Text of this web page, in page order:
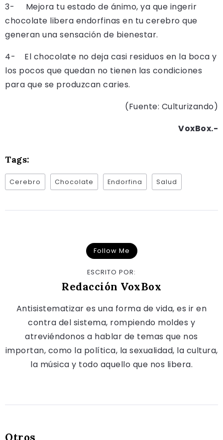
3- Mejora tu estado de ánimo, ya que ingerir
chocolate libera endorfinas en tu cerebro que
generan una sensación de bienestar.
4- El chocolate no deja casi residuos en la boca y
los pocos que quedan no tienen las condiciones
para que se produzcan caries.
(Fuente: Culturizando)
VoxBox.-
Tags:
Cerebro Chocolate Endorfina Salud
Follow Me
ESCRITO POR:
Redacción VoxBox
Antisistematizar es una forma de vida, es ir en
contra del sistema, rompiendo moldes y
atreviéndonos a hablar de temas que nos
importan, como la política, la sexualidad, la cultura,
la música y todo aquello que nos libera.
Otros